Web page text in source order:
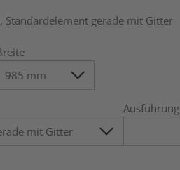
Standardelement gerade mit Gitter
Ausführung